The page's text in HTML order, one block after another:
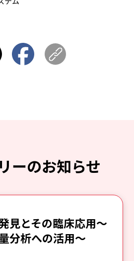
ーのお知らせ
見とその臨床応用～
分析への活用～